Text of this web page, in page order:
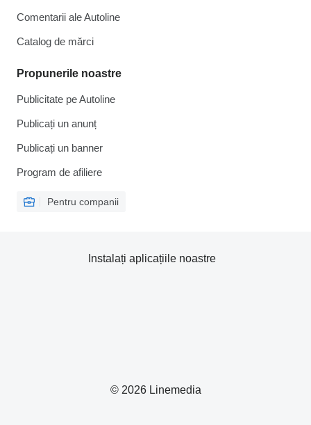
Comentarii ale Autoline
Catalog de mărcі
Propunerile noastre
Publicitate pe Autoline
Publicați un anunț
Publicați un banner
Program de afiliere
Pentru companii
© 2026 Linemedia
Instalați aplicațiile noastre